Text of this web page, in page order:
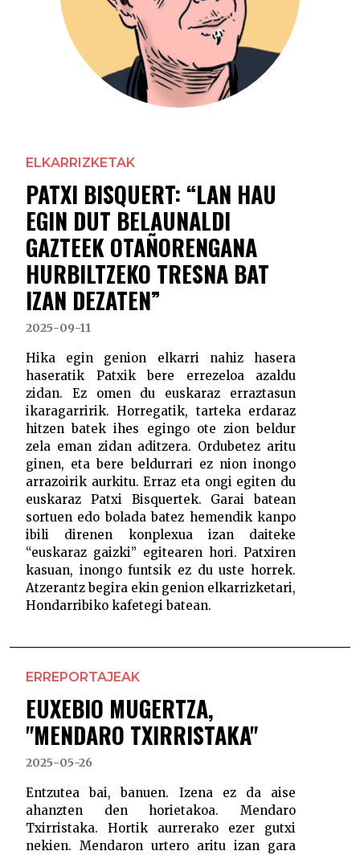
ELKARRIZKETAK
PATXI BISQUERT: “LAN HAU
EGIN DUT BELAUNALDI
GAZTEEK OTAÑORENGANA
HURBILTZEKO TRESNA BAT
IZAN DEZATEN”
2025-09-11
Hika egin genion elkarri nahiz hasera
haseratik Patxik bere errezeloa azaldu
zidan. Ez omen du euskaraz erraztasun
ikaragarririk. Horregatik, tarteka erdaraz
hitzen batek ihes egingo ote zion beldur
zela eman zidan aditzera. Ordubetez aritu
ginen, eta bere beldurrari ez nion inongo
arrazoirik aurkitu. Erraz eta ongi egiten du
euskaraz Patxi Bisquertek. Garai batean
sortuen edo bolada batez hemendik kanpo
ibili direnen konplexua izan daiteke
“euskaraz gaizki” egitearen hori. Patxiren
kasuan, inongo funtsik ez du uste horrek.
Atzerantz begira ekin genion elkarrizketari,
Hondarribiko kafetegi batean.
ERREPORTAJEAK
EUXEBIO MUGERTZA,
"MENDARO TXIRRISTAKA"
2025-05-26
Entzutea bai, banuen. Izena ez da aise
ahanzten den horietakoa. Mendaro
Txirristaka. Hortik aurrerako ezer gutxi
nekien. Mendaron urtero aritu izan gara